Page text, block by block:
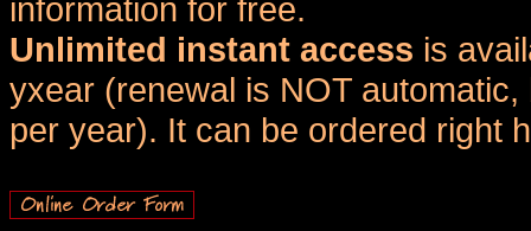
information for free.
Unlimited instant access is
yxear (renewal is NOT
per year). It can be ordered right